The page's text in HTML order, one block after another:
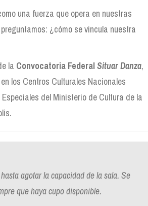
una fuerza que opera en nuestras
¿cómo se vincula nuestra
la Convocatoria FederalSituar Danza,
los Centros Culturales Nacionales
del Ministerio de Cultura de la
agotar la capacidad de la sala. Se
que haya cupo disponible.